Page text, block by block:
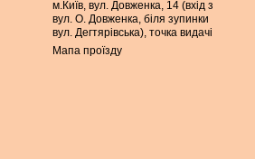
м.Київ, вул. Довженка, 14 (вхід з
вул. О. Довженка, біля зупинки
вул. Дегтярівська), точка видачі
Мапа проїзду